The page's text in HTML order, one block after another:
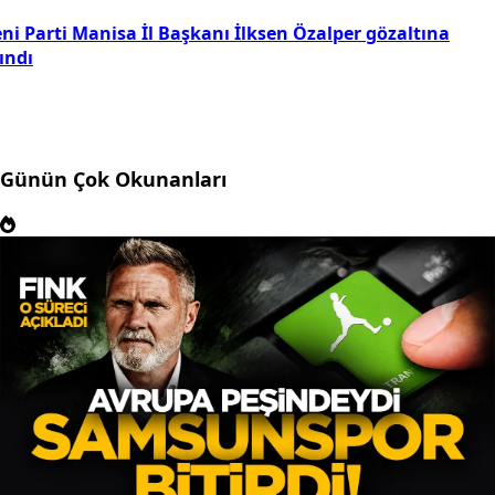
Parti Manisa İl Başkanı İlksen Özalper gözaltına
Günün Çok Okunanları